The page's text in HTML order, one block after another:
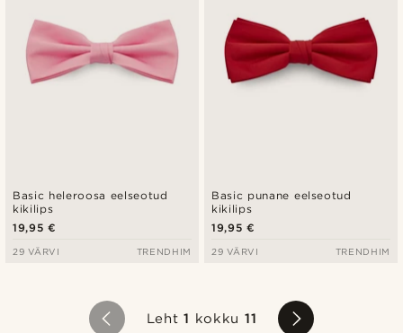
Basic heleroosa eelseotud
kikilips
19,95 €
29 VÄRVI TRENDHIM
Basic punane eelseotud
kikilips
19,95 €
29 VÄRVI TRENDHIM
Leht1 kokku 11